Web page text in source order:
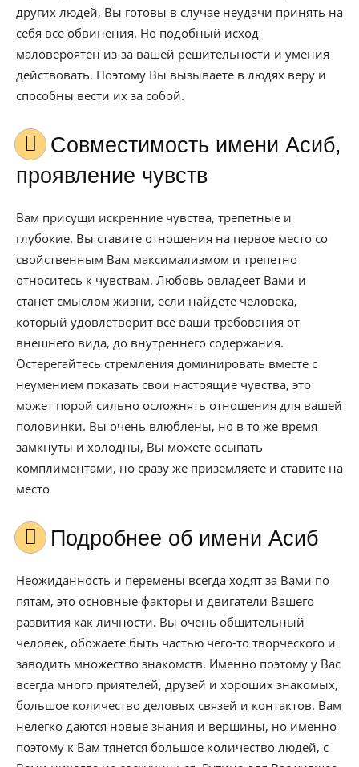
других людей, Вы готовы в случае неудачи принять на
себя все обвинения. Но подобный исход
маловероятен из-за вашей решительности и умения
действовать. Поэтому Вы вызываете в людях веру и
способны вести их за собой.
Совместимость имени Асиб,
проявление чувств
Вам присущи искренние чувства, трепетные и
глубокие. Вы ставите отношения на первое место со
свойственным Вам максимализмом и трепетно
относитесь к чувствам. Любовь овладеет Вами и
станет смыслом жизни, если найдете человека,
который удовлетворит все ваши требования от
внешнего вида, до внутреннего содержания.
Остерегайтесь стремления доминировать вместе с
неумением показать свои настоящие чувства, это
может порой сильно осложнять отношения для вашей
половинки. Вы очень влюблены, но в то же время
замкнуты и холодны, Вы можете осыпать
комплиментами, но сразу же приземляете и ставите на
место
Подробнее об имени Асиб
Неожиданность и перемены всегда ходят за Вами по
пятам, это основные факторы и двигатели Вашего
развития как личности. Вы очень общительный
человек, обожаете быть частью чего-то творческого и
заводить множество знакомств. Именно поэтому у Вас
всегда много приятелей, друзей и хороших знакомых,
большое количество деловых связей и контактов. Вам
нелегко даются новые знания и вершины, но именно
поэтому к Вам тянется большое количество людей, с